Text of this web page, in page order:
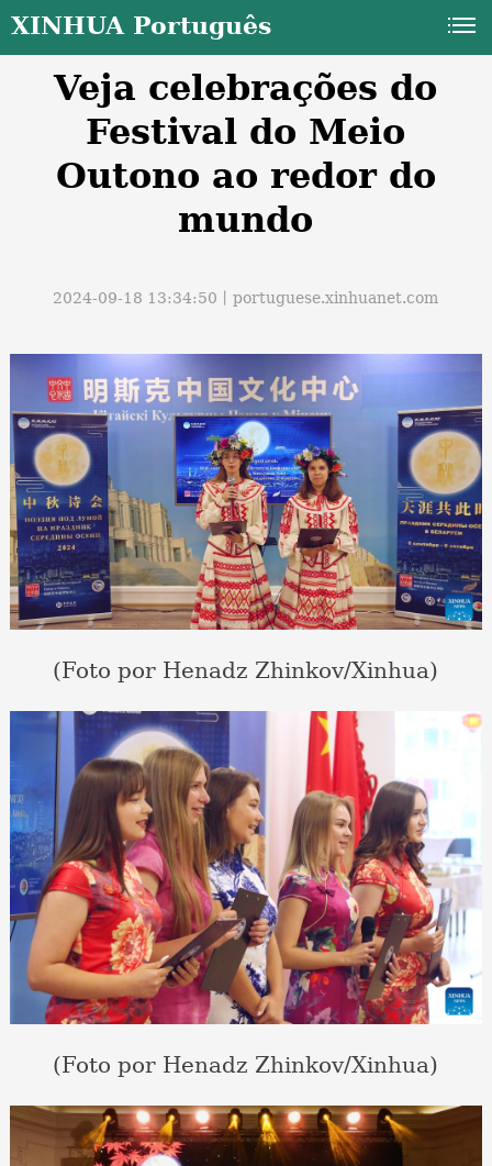
XINHUA Português
Veja celebrações do
Festival do Meio
Outono ao redor do
mundo
2024-09-18 13:34:50丨portuguese.xinhuanet.com
(Foto por Henadz Zhinkov/Xinhua)
(Foto por Henadz Zhinkov/Xinhua)